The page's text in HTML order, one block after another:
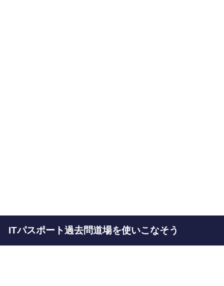
ITパスポート過去問道場を使いこなそう